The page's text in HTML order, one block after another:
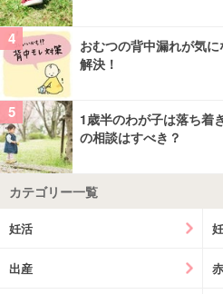
4
おむつの背中漏れが気
解決！
5
1歳半のわが子は落ち着
の相談はすべき？
カテゴリー一覧
妊活
出産